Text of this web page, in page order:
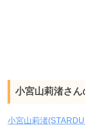
小宮山莉渚さん
小宮山莉渚